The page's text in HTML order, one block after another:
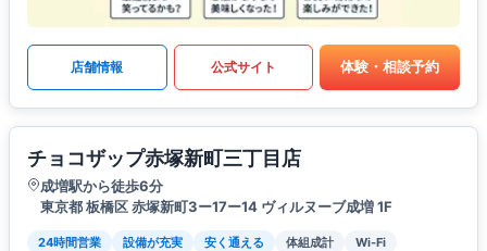
店舗情報 公式サイト 体験・相談予約
チョコザップ赤塚新町三丁目店
成増駅から徒歩6分
東京都 板橋区 赤塚新町3ー17ー14 ヴィルヌーブ成増 1F
24時間営業 設備が充実 安く通える 体組成計
Wi-Fi